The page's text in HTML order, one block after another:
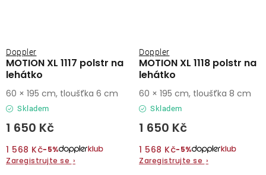
MOTION XL 1117 polstr na
lehátko
Doppler
Skladem
1 650 Kč
1 568 Kč−5%
Zaregistrujte se ›
60 × 195 cm, tloušťka 6 cm
MOTION XL 1118 polstr na
lehátko
Doppler
Skladem
1 650 Kč
1 568 Kč−5%
Zaregistrujte se ›
60 × 195 cm, tloušťka 8 cm